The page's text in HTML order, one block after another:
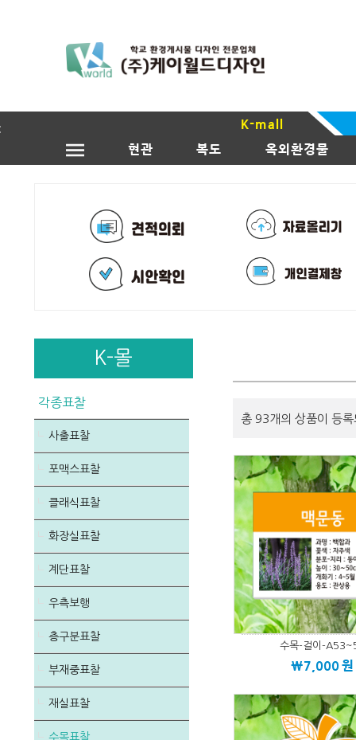
K-mall
현관
복도 옥외환경물
K-몰
각종표찰
사출표찰
포맥스표찰
클래식표찰
화장실표찰
계단표찰
우측보행
층구분표찰
부재중표찰
재실표찰
수목표찰
총 93개의 상품이 등
수목-걸이-
\7,000원